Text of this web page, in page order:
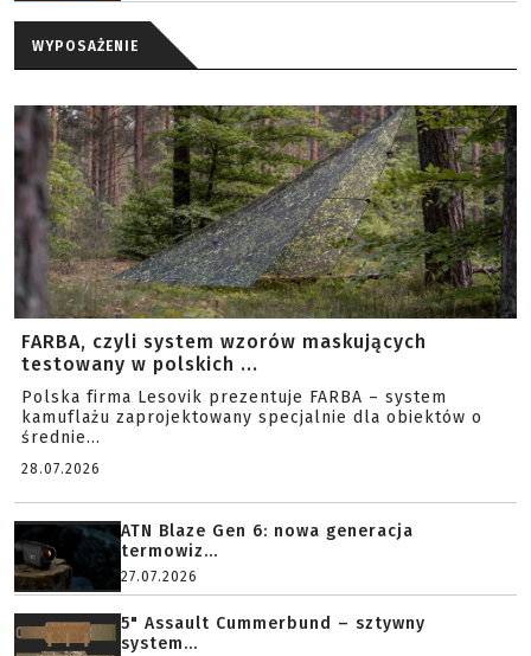
WYPOSAŻENIE
FARBA, czyli system wzorów maskujących
testowany w polskich ...
Polska firma Lesovik prezentuje FARBA – system
kamuflażu zaprojektowany specjalnie dla obiektów o
średnie...
28.07.2026
ATN Blaze Gen 6: nowa generacja
termowiz...
27.07.2026
5" Assault Cummerbund – sztywny
system...